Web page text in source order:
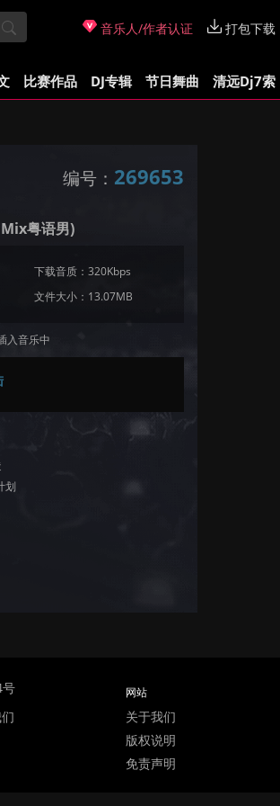
音乐人/作者认证 打包下载
比赛作品 DJ专辑 节日舞曲 清远Dj7索
编号： 269653
粤语男)
下载音质：320Kbps
文件大小：13.07MB
入音乐中
划
网站
关于我们
版权说明
免责声明